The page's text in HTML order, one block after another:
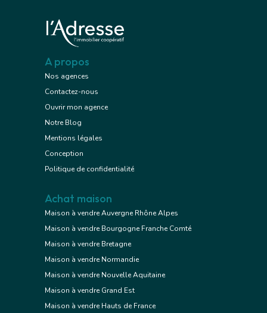
A propos
Nos agences
Contactez-nous
Ouvrir mon agence
Notre Blog
Mentions légales
Conception
Politique de confidentialité
Achat maison
Maison à vendre Auvergne Rhône Alpes
Maison à vendre Bourgogne Franche Comté
Maison à vendre Bretagne
Maison à vendre Normandie
Maison à vendre Nouvelle Aquitaine
Maison à vendre Grand Est
Maison à vendre Hauts de France